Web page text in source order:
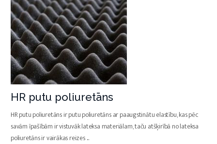
HR putu poliuretāns
HR putu poliuretāns ir putu poliuretāns ar paaugstinātu elastību, kas pēc
savām īpašībām ir vistuvāk lateksa materiālam, taču atšķirībā no lateksa
poliuretāns ir vairākas reizes...